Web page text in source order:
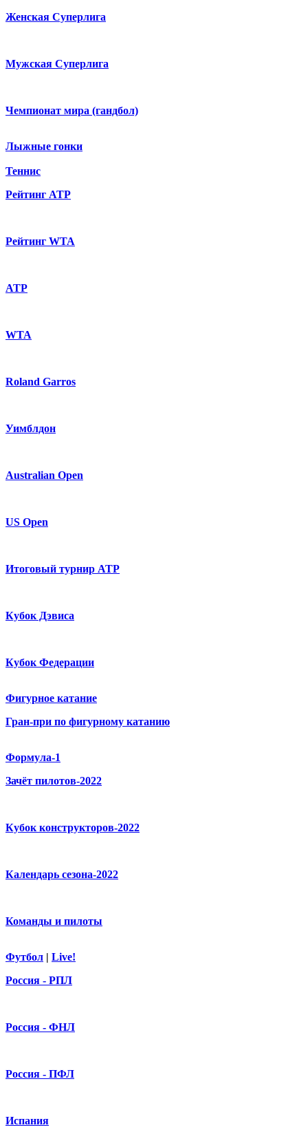
Женская Суперлига
Мужская Суперлига
Чемпионат мира (гандбол)
Лыжные гонки
Теннис
Рейтинг ATP
Рейтинг WTA
ATP
WTA
Roland Garros
Уимблдон
Australian Open
US Open
Итоговый турнир ATP
Кубок Дэвиса
Кубок Федерации
Фигурное катание
Гран-при по фигурному катанию
Формула-1
Зачёт пилотов-2022
Кубок конструкторов-2022
Календарь сезона-2022
Команды и пилоты
Футбол | Live!
Россия - РПЛ
Россия - ФНЛ
Россия - ПФЛ
Испания